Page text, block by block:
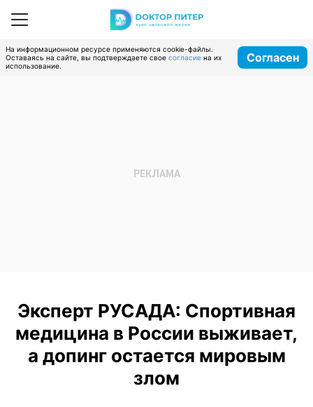
На информационном ресурсе применяются cookie-файлы.
Оставаясь на сайте, вы подтверждаете свое согласие на их
использование.
Согласен
Эксперт РУСАДА: Спортивная
медицина в России выживает,
а допинг остается мировым
злом